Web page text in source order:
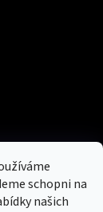
schopni na
našich